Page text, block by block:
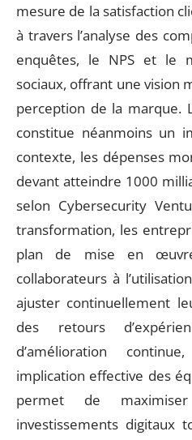
mesure de la satisfaction
à travers l’analyse des
enquêtes, le NPS et le
sociaux, offrant une vision
perception de la marque.
constitue néanmoins un
contexte, les dépenses
devant atteindre 1000
selon Cybersecurity
transformation, les
plan de mise en
collaborateurs à
ajuster continuellement
des retours
d’amélioration
implication effective des
permet de
investissements digitaux